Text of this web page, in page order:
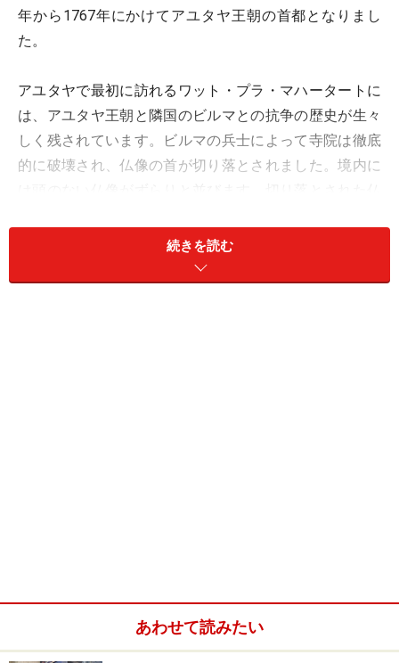
年から1767年にかけてアユタヤ王朝の首都となりまし
た。
アユタヤで最初に訪れるワット・プラ・マハータートに
は、アユタヤ王朝と隣国のビルマとの抗争の歴史が生々
しく残されています。ビルマの兵士によって寺院は徹底
的に破壊され、仏像の首が切り落とされました。境内に
ラヤー川のクルージングとなります。船内でインターナ
ショナルブッフェ料理を味わいながら、タイの景色を約
続きを読む
あわせて読みたい